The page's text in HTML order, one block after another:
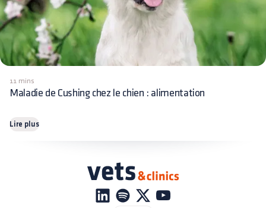
11 mins
Maladie de Cushing chez le chien : alimentation
Lire plus